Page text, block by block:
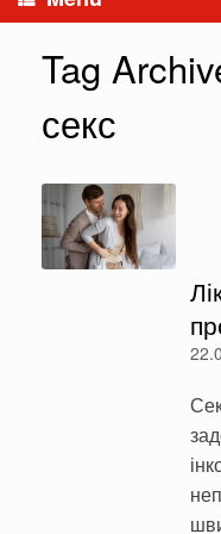
Tag
секс